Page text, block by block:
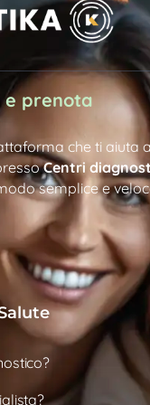
e prenota
che ti
Centri
semplice e